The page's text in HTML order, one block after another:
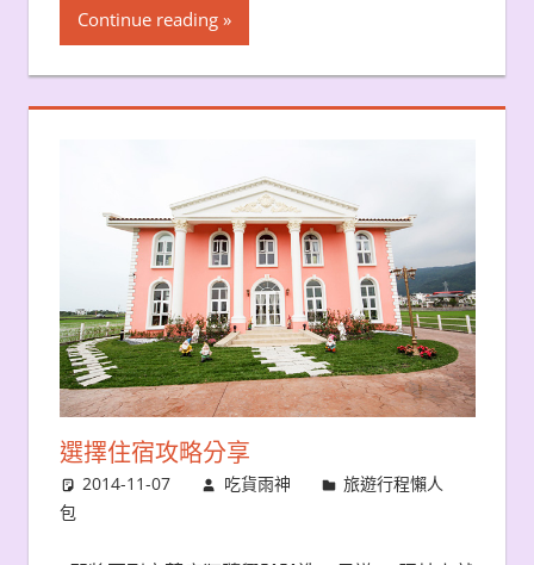
Continue reading
選擇住宿攻略分享
2014-11-07 吃貨雨神
旅遊行程懶人
包